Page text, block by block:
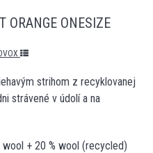
ORANGE ONESIZE
strihom z recyklovanej
strávené v údolí a na
wool + 20 % wool (recycled)